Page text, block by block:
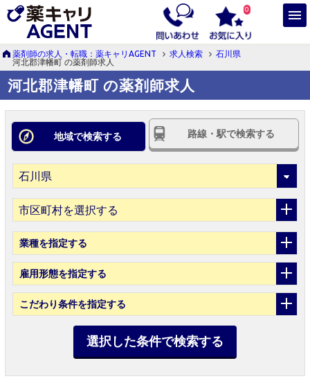
0
薬剤師の求人・転職：薬キャリAGENT 求人検索
石川県
河北郡津幡町 の薬剤師求人
河北郡津幡町 の薬剤師求人
地域で検索する 路線・駅で検索する
市区町村を選択する
業種を指定する
雇用形態を指定する
こだわり条件を指定する
選択した条件で検索する